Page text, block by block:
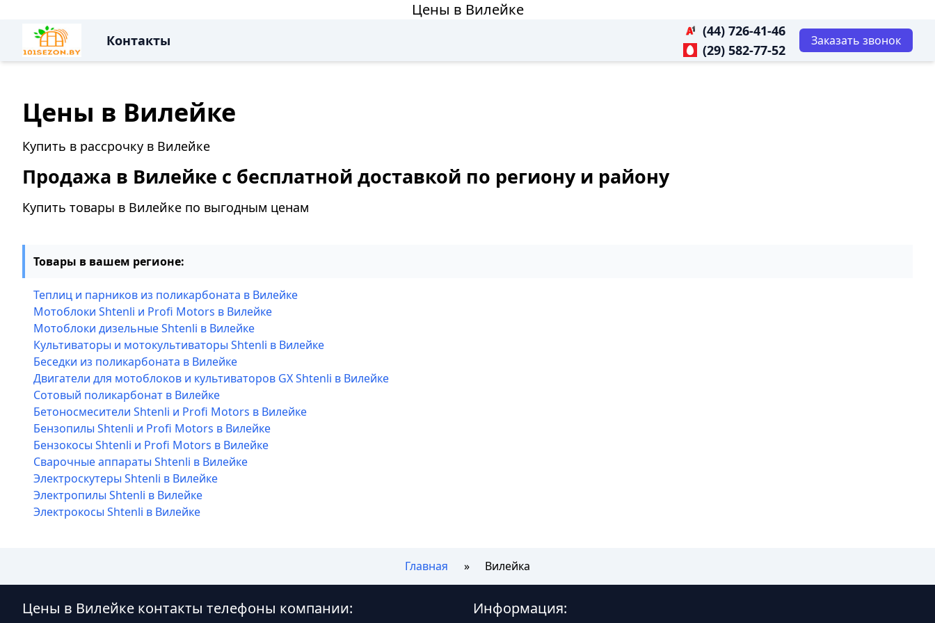
Цены в Вилейке
Контакты
(44) 726-41-46
(29) 582-77-52
Заказать звонок
Цены в Вилейке
Купить в рассрочку в Вилейке
Продажа в Вилейке с бесплатной доставкой по региону и району
Купить товары в Вилейке по выгодным ценам
Товары в вашем регионе:
Теплиц и парников из поликарбоната в Вилейке
Мотоблоки Shtenli и Profi Motors в Вилейке
Мотоблоки дизельные Shtenli в Вилейке
Культиваторы и мотокультиваторы Shtenli в Вилейке
Беседки из поликарбоната в Вилейке
Двигатели для мотоблоков и культиваторов GX Shtenli в Вилейке
Сотовый поликарбонат в Вилейке
Бетоносмесители Shtenli и Profi Motors в Вилейке
Бензопилы Shtenli и Profi Motors в Вилейке
Бензокосы Shtenli и Profi Motors в Вилейке
Сварочные аппараты Shtenli в Вилейке
Электроскутеры Shtenli в Вилейке
Электропилы Shtenli в Вилейке
Электрокосы Shtenli в Вилейке
Главная Вилейка
Цены в Вилейке контакты телефоны компании: Информация: